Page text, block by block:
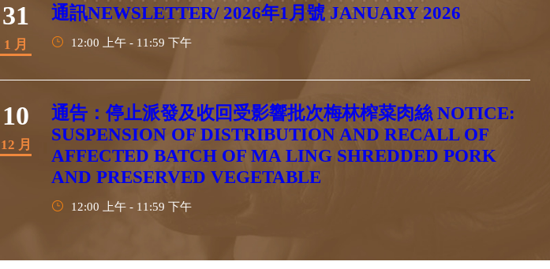
31
1 月
通訊NEWSLETTER/ 2026年1⽉號 JANUARY 2026
12:00 上午 - 11:59 下午
10
12 月
通告：停止派發及收回受影響批次梅林榨菜肉絲 NOTICE:
SUSPENSION OF DISTRIBUTION AND RECALL OF
AFFECTED BATCH OF MA LING SHREDDED PORK
AND PRESERVED VEGETABLE
12:00 上午 - 11:59 下午